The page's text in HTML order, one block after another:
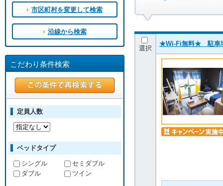
選択
★Wi-Fi無料★ 駐車場
市区町村を変更して検索
沿線から検索
こだわり条件検索
定員人数
ベッドタイプ
シングル
セミダブル
ダブル
ツイン